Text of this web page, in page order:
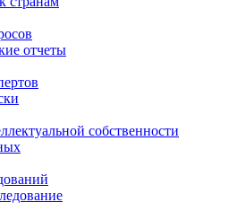
отчеты
собственности